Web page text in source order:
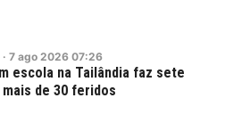
· 7 ago 2026 07:26
escola na Tailândia faz sete
de 30 feridos